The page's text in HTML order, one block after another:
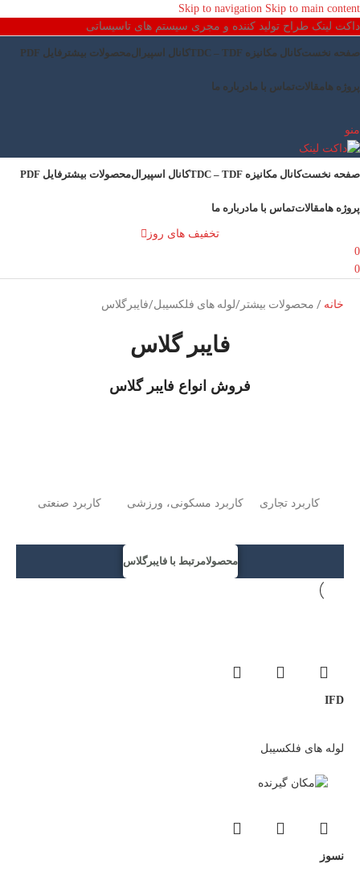
Skip to navigation Skip to main content
داکت لینک طراح تولید کننده و مجری سیستم های تاسیساتی
صفحه نخستکانال مکانیزه TDC – TDF کانال اسپیرالمحصولات بیشتر فایل PDF
پروژه هامقالاتتماس با مادرباره ما
منو
صفحه نخستکانال مکانیزه TDC – TDF کانال اسپیرالمحصولات بیشتر فایل PDF
پروژه هامقالاتتماس با مادرباره ما
تخفیف های روز
0
0
خانه / محصولات بیشتر/لوله های فلکسیبل/فایبرگلاس
فایبر گلاس
فروش انواع فایبر گلاس
کاربرد تجاری کاربرد مسکونی، ورزشی کاربرد صنعتی
محصولامرتبط با فایبرگلاس
IFD
لوله های فلکسیبل
نسوز